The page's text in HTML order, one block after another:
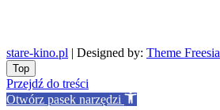
stare-kino.pl | Designed by: Theme Freesia
Go
to
top
Top
Przejdź do treści
Otwórz pasek narzędzi